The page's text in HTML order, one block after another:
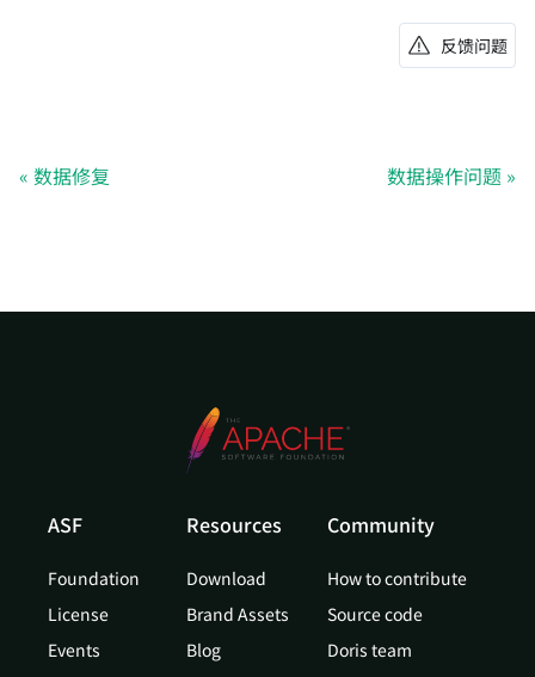
反馈问题
数据修复 数据操作问题
ASF
Foundation
License
Events
Resources
Download
Brand Assets
Blog
Community
How to contribute
Source code
Doris team